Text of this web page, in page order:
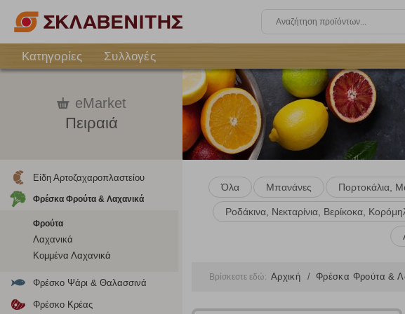
Κατηγορίες
Συλλογές
eMarket
Πειραιά
Είδη Αρτοζαχαροπλαστείου
Φρέσκα Φρούτα & Λαχανικά
Φρούτα
Λαχανικά
Κομμένα Λαχανικά
Φρέσκο Ψάρι & Θαλασσινά
Φρέσκο Κρέας
Όλα Μπανάνες Πορτοκάλια,
Ροδάκινα, Νεκταρίνια, Βερίκοκα,
Βρίσκεστε εδώ: Αρχική Φρέσκα Φρούτα &
κλικ στο